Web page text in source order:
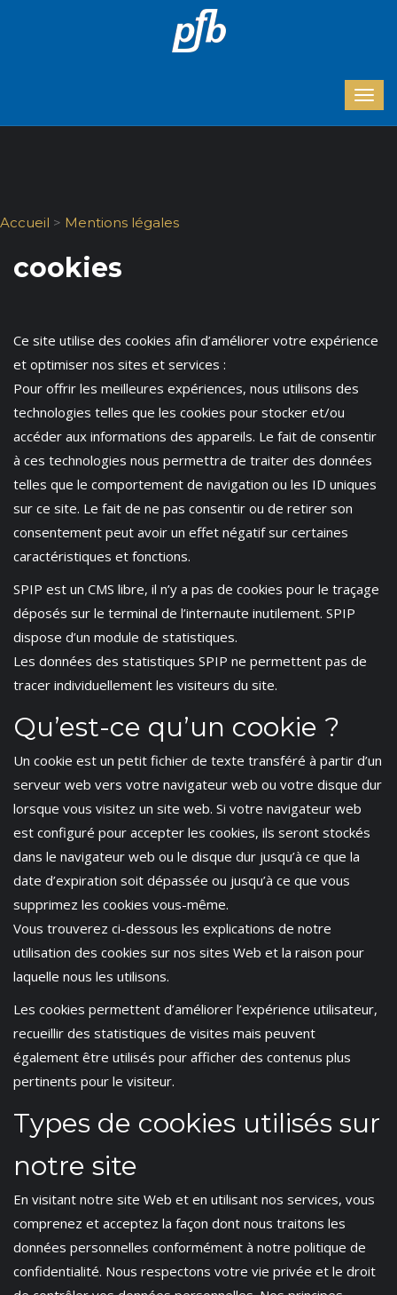
Accueil > Mentions légales
cookies
Ce site utilise des cookies afin d’améliorer votre expérience
et optimiser nos sites et services :
Pour offrir les meilleures expériences, nous utilisons des
technologies telles que les cookies pour stocker et/ou
accéder aux informations des appareils. Le fait de consentir
à ces technologies nous permettra de traiter des données
telles que le comportement de navigation ou les ID uniques
sur ce site. Le fait de ne pas consentir ou de retirer son
consentement peut avoir un effet négatif sur certaines
caractéristiques et fonctions.
SPIP est un CMS libre, il n’y a pas de cookies pour le traçage
déposés sur le terminal de l’internaute inutilement. SPIP
dispose d’un module de statistiques.
Les données des statistiques SPIP ne permettent pas de
tracer individuellement les visiteurs du site.
Qu’est-ce qu’un cookie ?
Un cookie est un petit fichier de texte transféré à partir d’un
serveur web vers votre navigateur web ou votre disque dur
lorsque vous visitez un site web. Si votre navigateur web
est configuré pour accepter les cookies, ils seront stockés
dans le navigateur web ou le disque dur jusqu’à ce que la
date d’expiration soit dépassée ou jusqu’à ce que vous
supprimez les cookies vous-même.
Vous trouverez ci-dessous les explications de notre
utilisation des cookies sur nos sites Web et la raison pour
laquelle nous les utilisons.
Les cookies permettent d’améliorer l’expérience utilisateur,
recueillir des statistiques de visites mais peuvent
également être utilisés pour afficher des contenus plus
pertinents pour le visiteur.
Types de cookies utilisés sur
notre site
En visitant notre site Web et en utilisant nos services, vous
comprenez et acceptez la façon dont nous traitons les
données personnelles conformément à notre politique de
confidentialité. Nous respectons votre vie privée et le droit